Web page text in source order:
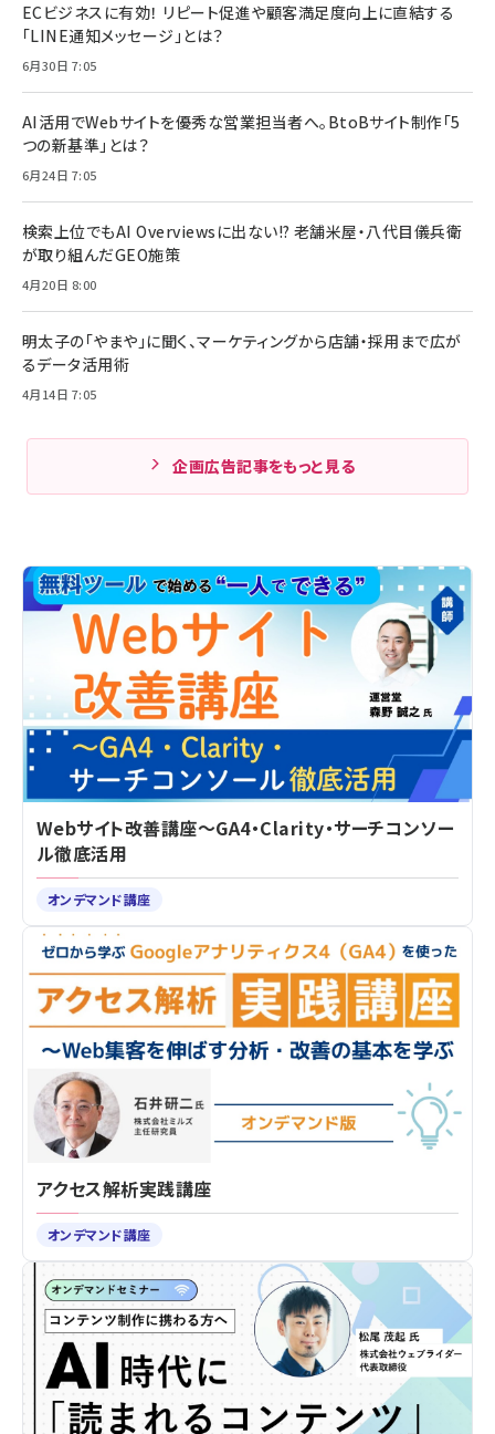
ECビジネスに有効！ リピート促進や顧客満足度向上に直結する
「LINE通知メッセージ」とは？
6月30日 7:05
AI活用でWebサイトを優秀な営業担当者へ。BtoBサイト制作「5
つの新基準」とは？
6月24日 7:05
検索上位でもAI Overviewsに出ない!? 老舗米屋・八代目儀兵衛
が取り組んだGEO施策
4月20日 8:00
明太子の「やまや」に聞く、マーケティングから店舗・採用まで広が
るデータ活用術
4月14日 7:05
企画広告記事をもっと見る
Webサイト改善講座～GA4・Clarity・サーチコンソー
ル徹底活用
オンデマンド講座
アクセス解析実践講座
オンデマンド講座